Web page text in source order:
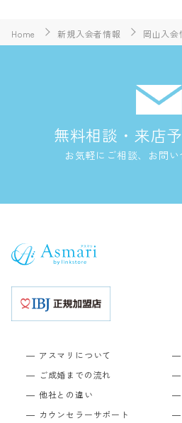
Home 新規入会者情報 岡山入会
無料相談・来店
お気軽にご相談、お問
アスマリについて
ご成婚までの流れ
他社との違い
カウンセラーサポート